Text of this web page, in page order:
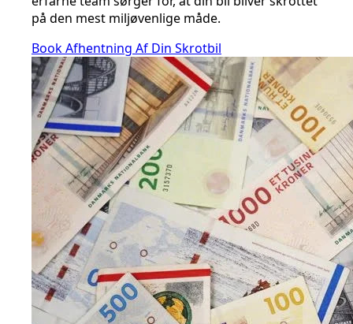
på den mest miljøvenlige måde.
Book Afhentning Af Din Skrotbil